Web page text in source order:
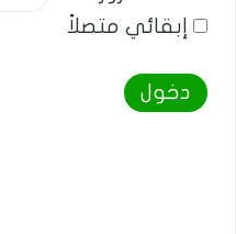
إبقائي متصلاً
دخول